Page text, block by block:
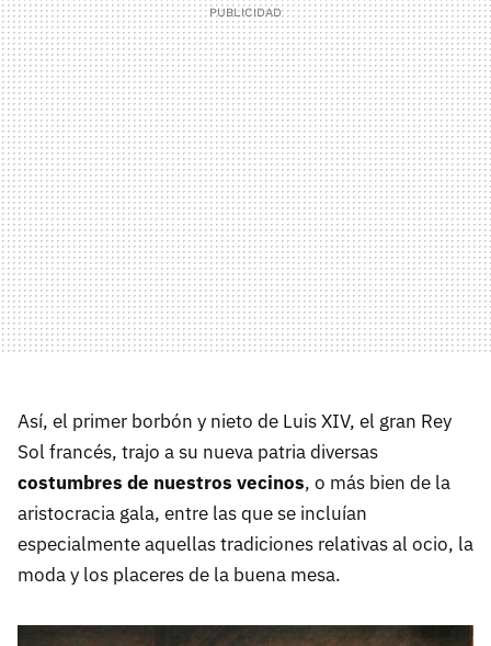
Así, el primer borbón y nieto de Luis XIV, el gran Rey
Sol francés, trajo a su nueva patria diversas
costumbres de nuestros vecinos, o más bien de la
aristocracia gala, entre las que se incluían
especialmente aquellas tradiciones relativas al ocio, la
moda y los placeres de la buena mesa.